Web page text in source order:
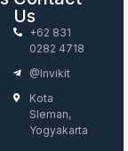
Us
+62 831
0282 4718
@invikit
Kota
Sleman,
Yogyakarta